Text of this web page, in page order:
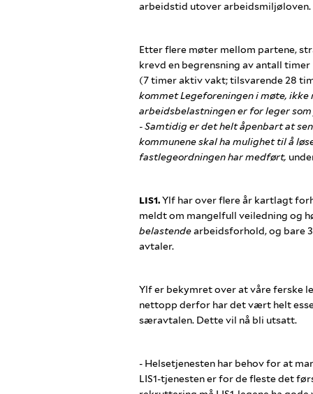
arbeidstid utover arbeidsmiljøloven.
Etter flere møter mellom partene,
krevd en begrensning av antall
(7 timer aktiv vakt; tilsvarende 28
kommet Legeforeningen i møte,
arbeidsbelastningen er for leger
- Samtidig er det helt åpenbart at
kommunene skal ha mulighet til å
fastlegeordningen har medført,
LIS1.Ylf har over flere år kartlagt
meldt om mangelfull veiledning og
belastendearbeidsforhold, og bare
avtaler.
Ylf er bekymret over at våre ferske
nettopp derfor har det vært helt
særavtalen. Dette vil nå bli utsatt.
- Helsetjenesten har behov for at
LIS1-tjenesten er for de fleste det